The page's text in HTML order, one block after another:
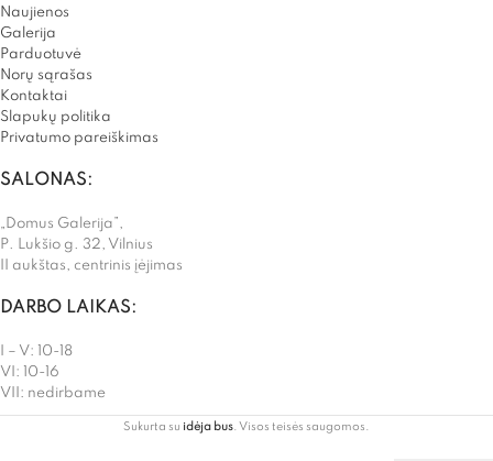
Naujienos
Galerija
Parduotuvė
Norų sąrašas
Kontaktai
Slapukų politika
Privatumo pareiškimas
SALONAS:
„Domus Galerija”,
P. Lukšio g. 32, Vilnius
II aukštas, centrinis įėjimas
DARBO LAIKAS:
I – V: 10-18
VI: 10-16
VII: nedirbame
Sukurta su idėja bus . Visos teisės saugomos.